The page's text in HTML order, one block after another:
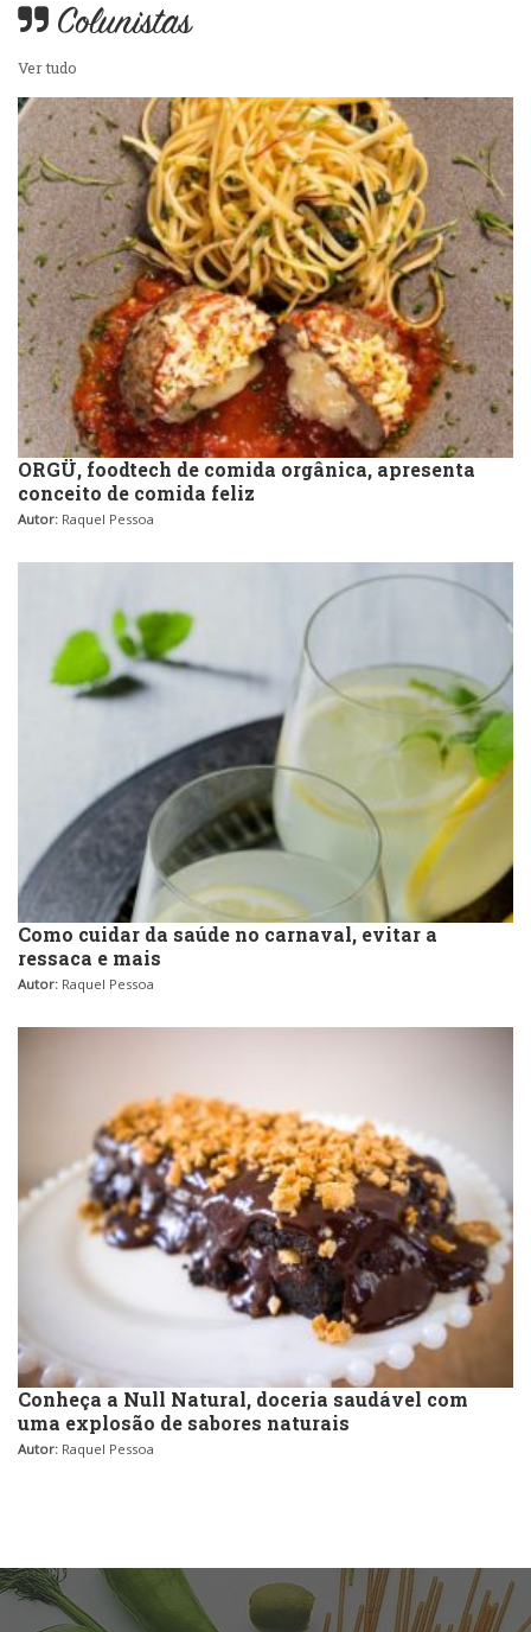
Sobremesas e sorvetes
Colunistas
Ver tudo
ORGÜ, foodtech de comida orgânica, apresenta
conceito de comida feliz
Autor: Raquel Pessoa
Como cuidar da saúde no carnaval, evitar a
ressaca e mais
Autor: Raquel Pessoa
Conheça a Null Natural, doceria saudável com
uma explosão de sabores naturais
Autor: Raquel Pessoa